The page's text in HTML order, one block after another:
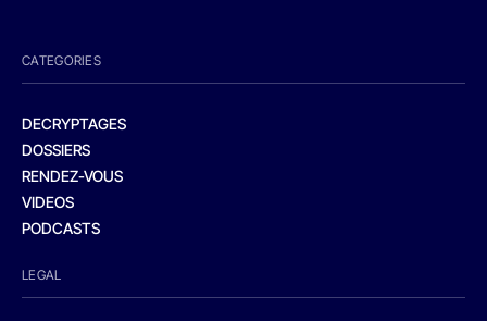
CATEGORIES
DECRYPTAGES
DOSSIERS
RENDEZ-VOUS
VIDEOS
PODCASTS
LEGAL